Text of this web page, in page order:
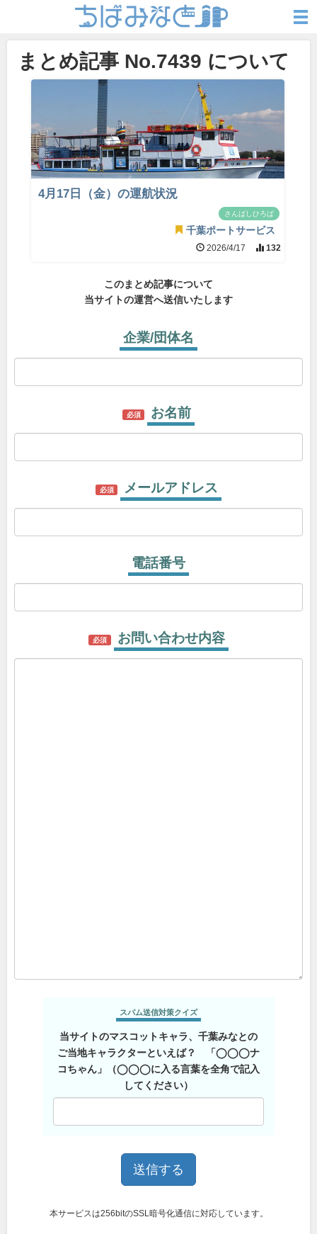
まとめ記事 No.7439 について
4月17日（金）の運航状況
さんばしひろば
千葉ポートサービス
2026/4/17 132
このまとめ記事について
当サイトの運営へ送信いたします
企業/団体名
必須 お名前
必須 メールアドレス
電話番号
必須 お問い合わせ内容
スパム送信対策クイズ
当サイトのマスコットキャラ、千葉みなとの
ご当地キャラクターといえば？ 「◯◯◯ナ
コちゃん」（◯◯◯に入る言葉を全角で記入
してください）
本サービスは256bitのSSL暗号化通信に対応しています。